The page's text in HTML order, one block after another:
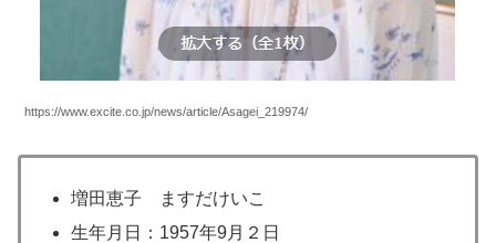
https://www.excite.co.jp/news/article/Asagei_219974/
増田恵子 ますだけいこ
生年月日：1957年9月２日